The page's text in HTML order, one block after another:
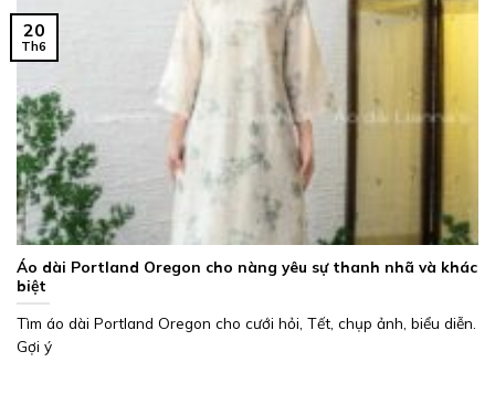
Áo dài Portland Oregon cho nàng yêu sự thanh nhã và khác
biệt
Tìm áo dài Portland Oregon cho cưới hỏi, Tết, chụp ảnh, biểu diễn.
Gợi ý
20
Th6